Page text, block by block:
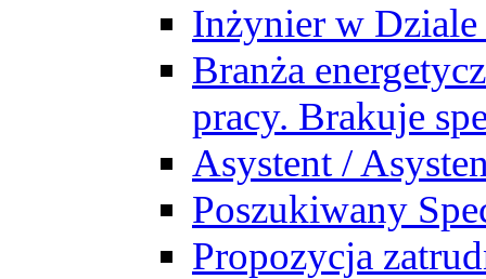
Inżynier w
Branża
pracy. Brakuje
Asystent /
Poszukiwany
Propozycja